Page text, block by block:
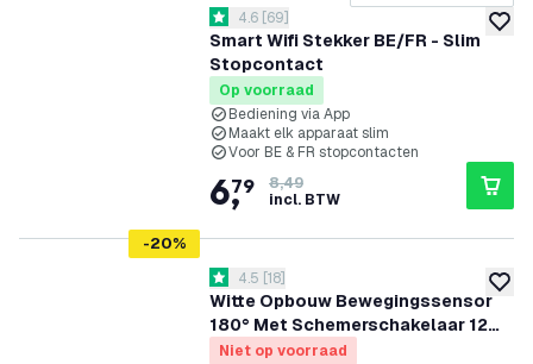
Smart Wifi Stekker BE/FR - Slim
Stopcontact
reviews drawer openen
4.6 score sterren
4.6 [69]
Op voorraad
Bediening via App
Maakt elk apparaat slim
Voor BE & FR stopcontacten
6,
79
8,49
incl. BTW
-20%
Witte Opbouw Bewegingssensor
180° Met Schemerschakelaar 12M
Bereik Max. 600W IP65
reviews drawer openen
4.5 score sterren
4.5 [18]
Niet op voorraad